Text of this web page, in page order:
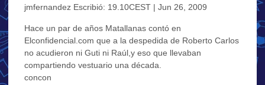
jmfernandez Escribió: 19.10CEST | Jun 26, 2009
Hace un par de años Matallanas contó en
Elconfidencial.com que a la despedida de Roberto Carlos
no acudieron ni Guti ni Raúl,y eso que llevaban
compartiendo vestuario una década.
concon